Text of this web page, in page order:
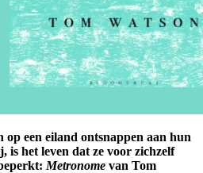
op een eiland ontsnappen aan hun
is het leven dat ze voor zichzelf
Metronome van Tom